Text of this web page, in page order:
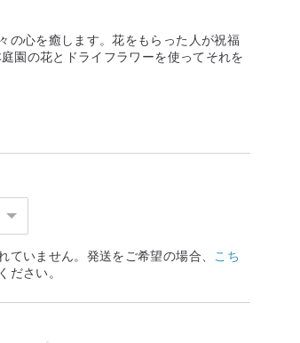
の心を癒します。花をもらった人が祝福
園の花とドライフラワーを使ってそれを
いません。発送をご希望の場合、 こち
さい。